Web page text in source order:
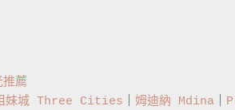
推薦
妹城 Three Cities 姆迪納 Mdina